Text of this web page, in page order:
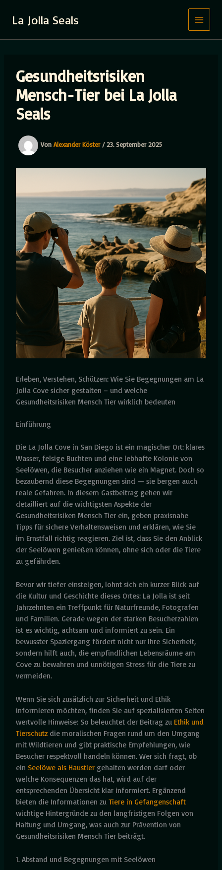
InhaltLa Jolla Seals
Gesundheitsrisiken
Mensch-Tier bei La Jolla
Seals
VonAlexander Köster/23. September 2025
Erleben, Verstehen, Schützen: Wie Sie Begegnungen am La
Jolla Cove sicher gestalten – und welche
Gesundheitsrisiken Mensch Tier wirklich bedeuten
Einführung
Die La Jolla Cove in San Diego ist ein magischer Ort: klares
Wasser, felsige Buchten und eine lebhafte Kolonie von
Seelöwen, die Besucher anziehen wie ein Magnet. Doch so
bezaubernd diese Begegnungen sind — sie bergen auch
reale Gefahren. In diesem Gastbeitrag gehen wir
detailliert auf die wichtigsten Aspekte der
Gesundheitsrisiken Mensch Tier ein, geben praxisnahe
Tipps für sichere Verhaltensweisen und erklären, wie Sie
im Ernstfall richtig reagieren. Ziel ist, dass Sie den Anblick
der Seelöwen genießen können, ohne sich oder die Tiere
zu gefährden.
Bevor wir tiefer einsteigen, lohnt sich ein kurzer Blick auf
die Kultur und Geschichte dieses Ortes: La Jolla ist seit
Jahrzehnten ein Treffpunkt für Naturfreunde, Fotografen
und Familien. Gerade wegen der starken Besucherzahlen
ist es wichtig, achtsam und informiert zu sein. Ein
bewusster Spaziergang fördert nicht nur Ihre Sicherheit,
sondern hilft auch, die empfindlichen Lebensräume am
Cove zu bewahren und unnötigen Stress für die Tiere zu
vermeiden.
Wenn Sie sich zusätzlich zur Sicherheit und Ethik
informieren möchten, finden Sie auf spezialisierten Seiten
wertvolle Hinweise: So beleuchtet der Beitrag zu Ethik und
Tierschutz die moralischen Fragen rund um den Umgang
mit Wildtieren und gibt praktische Empfehlungen, wie
Besucher respektvoll handeln können. Wer sich fragt, ob
ein Seelöwe als Haustier gehalten werden darf oder
welche Konsequenzen das hat, wird auf der
entsprechenden Übersicht klar informiert. Ergänzend
bieten die Informationen zuTiere in Gefangenschaft
wichtige Hintergründe zu den langfristigen Folgen von
Haltung und Umgang, was auch zur Prävention von
Gesundheitsrisiken Mensch Tier beiträgt.
1. Abstand und Begegnungen mit Seelöwen